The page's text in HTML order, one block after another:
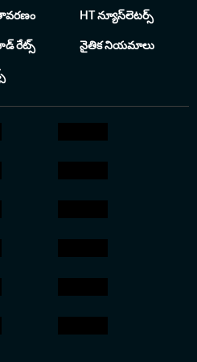
HT న్యూస్‌లెటర్స్
రేట్స్ నైతిక నియమాలు